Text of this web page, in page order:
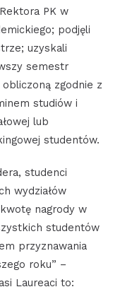
PK w
podjęli
uzyskali
semestr
zgodnie z
studiów i
lub
studentów.
studenci
wydziałów
nagrody w
studentów
przyznawania
roku” –
Laureaci to: